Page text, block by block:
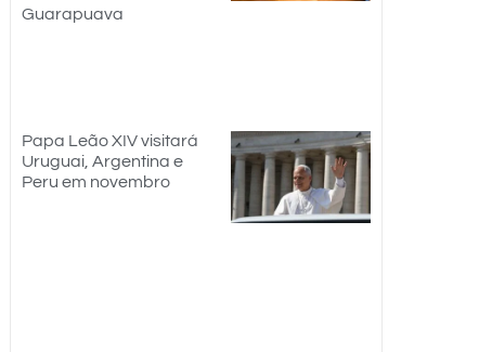
Guarapuava
Papa Leão XIV visitará
Uruguai, Argentina e
Peru em novembro